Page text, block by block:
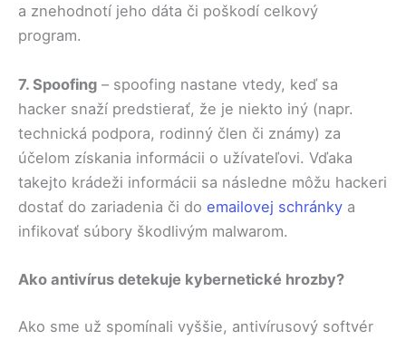
a znehodnotí jeho dáta či poškodí celkový
program.
7. Spoofing – spoofing nastane vtedy, keď sa
hacker snaží predstierať, že je niekto iný (napr.
technická podpora, rodinný člen či známy) za
účelom získania informácii o užívateľovi. Vďaka
takejto krádeži informácii sa následne môžu hackeri
dostať do zariadenia či do emailovej schránky a
infikovať súbory škodlivým malwarom.
Ako antivírus detekuje kybernetické hrozby?
Ako sme už spomínali vyššie, antivírusový softvér